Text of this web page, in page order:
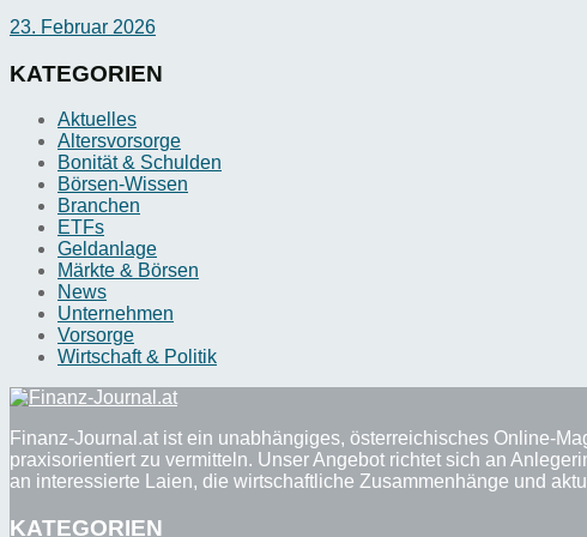
23. Februar 2026
KATEGORIEN
Aktuelles
Altersvorsorge
Bonität & Schulden
Börsen-Wissen
Branchen
ETFs
Geldanlage
Märkte & Börsen
News
Unternehmen
Vorsorge
Wirtschaft & Politik
Finanz-Journal.at ist ein unabhängiges, österreichisches Online-
praxisorientiert zu vermitteln. Unser Angebot richtet sich an
an interessierte Laien, die wirtschaftliche Zusammenhänge und
KATEGORIEN